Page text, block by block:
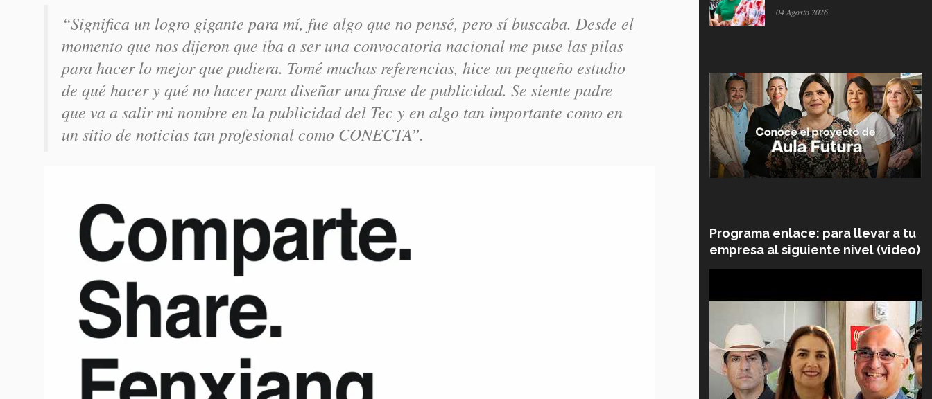
“Significa un logro gigante para mí, fue algo que no pensé, pero sí buscaba. Desde el
momento que nos dijeron que iba a ser una convocatoria nacional me puse las pilas
para hacer lo mejor que pudiera. Tomé muchas referencias, hice un pequeño estudio
de qué hacer y qué no hacer para diseñar una frase de publicidad. Se siente padre
que va a salir mi nombre en la publicidad del Tec y en algo tan importante como en
un sitio de noticias tan profesional como CONECTA”.
04 Agosto 2026
Programa enlace: para llevar a tu
empresa al siguiente nivel (video)